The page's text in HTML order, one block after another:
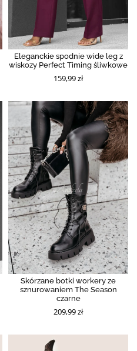
Eleganckie spodnie wide leg z
wiskozy Perfect Timing śliwkowe
159,99 zł
Skórzane botki workery ze
sznurowaniem The Season
czarne
209,99 zł